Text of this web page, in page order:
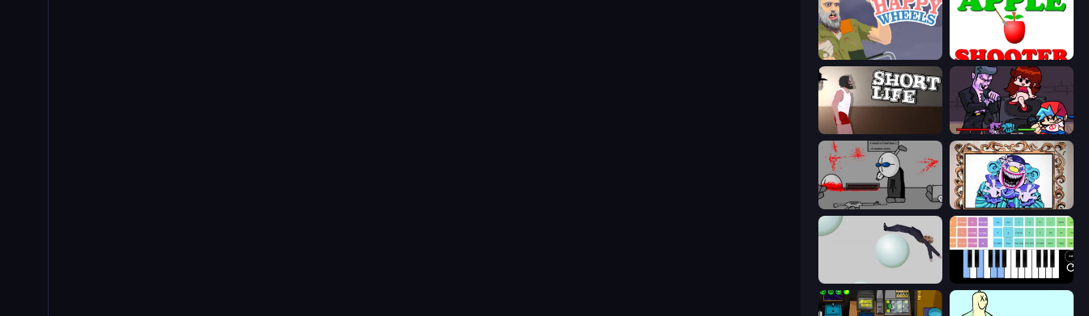
Happy Wheels Apple Shooter
Short Life Friday Night Funkin'
Madness Deathwish Exhibit of Sorrows
Virtual Online Piano